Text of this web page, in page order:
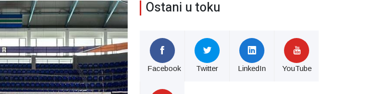
Ostani u toku
Facebook Twitter LinkedIn YouTube